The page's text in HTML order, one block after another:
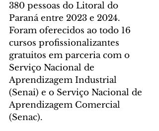
380 pessoas do Litoral do
Paraná entre 2023 e 2024.
Foram oferecidos ao todo 16
cursos profissionalizantes
gratuitos em parceria com o
Serviço Nacional de
Aprendizagem Industrial
(Senai) e o Serviço Nacional de
Aprendizagem Comercial
(Senac).